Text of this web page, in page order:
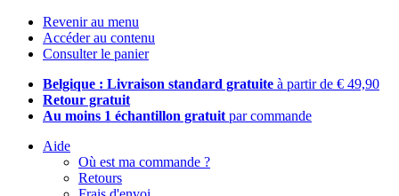
Revenir au menu
Accéder au contenu
Consulter le panier
Belgique : Livraison standard gratuite à partir de € 49,90
Retour gratuit
Au moins 1 échantillon gratuit par commande
Aide
Où est ma commande ?
Retours